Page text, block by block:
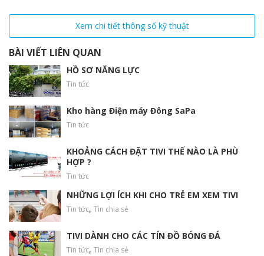
Công nghệ HDRnâng cao độ tương phản trên
từng khung hình
Xem chi tiết thông số kỹ thuật
BÀI VIẾT LIÊN QUAN
HỒ SƠ NĂNG LỰC
Tin tức
Kho hàng Điện máy Đông SaPa
Tin tức
KHOẢNG CÁCH ĐẶT TIVI THẾ NÀO LÀ PHÙ
HỢP ?
Tin tức
NHỮNG LỢI ÍCH KHI CHO TRẺ EM XEM TIVI
Tin tức, Tin chia sẻ
TIVI DÀNH CHO CÁC TÍN ĐỒ BÓNG ĐÁ
Tin tức, Tin chia sẻ